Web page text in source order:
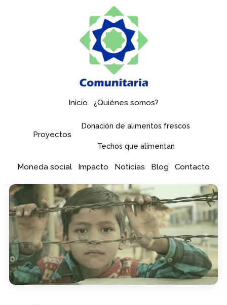
Inicio ¿Quiénes somos?
Proyectos
Donación de alimentos frescos
Techos que alimentan
Moneda social Impacto Noticias Blog Contacto